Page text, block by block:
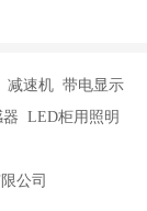
减速机 带电显示
LED柜用照明
公司